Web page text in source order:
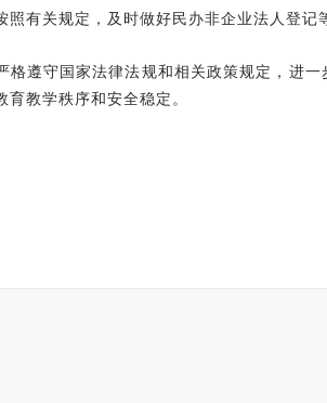
照有关规定，及时做好民办非企业法人登记
格遵守国家法律法规和相关政策规定，进
育教学秩序和安全稳定。